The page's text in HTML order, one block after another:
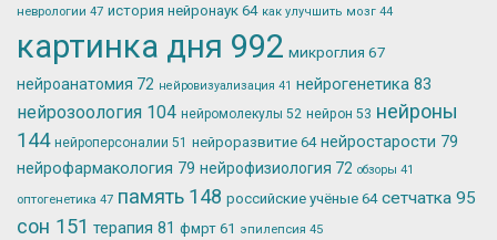
неврологии 47 история нейронаук 64 как улучшить мозг 44
картинка дня 992 микроглия 67
нейроанатомия 72 нейровизуализация 41 нейрогенетика 83
нейрозоология 104 нейромолекулы 52 нейрон 53 нейроны
144 нейроперсоналии 51 нейроразвитие 64 нейростарости 79
нейрофармакология 79 нейрофизиология 72 обзоры 41
оптогенетика 47 память 148 российские учёные 64 сетчатка 95
сон 151 терапия 81 фмрт 61 эпилепсия 45